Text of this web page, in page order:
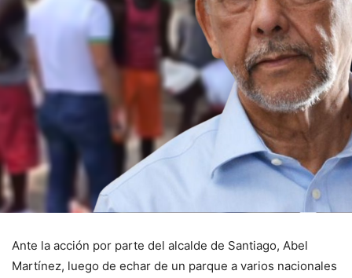
Ante la acción por parte del alcalde de Santiago, Abel
Martínez, luego de echar de un parque a varios nacionales